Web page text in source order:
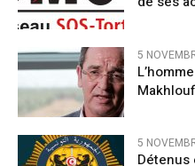
5
5
Détenus